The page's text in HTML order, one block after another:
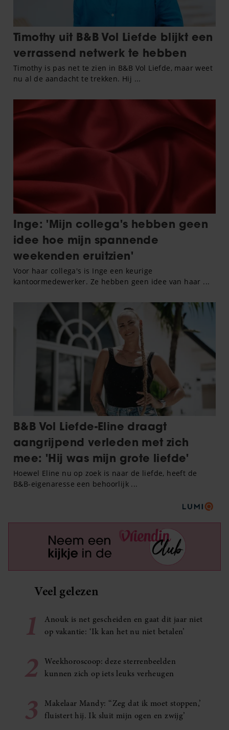
Veel gelezen
1
Anouk is net gescheiden en gaat dit jaar niet
op vakantie: ‘Ik kan het nu niet betalen’
2
Weekhoroscoop: deze sterrenbeelden
kunnen zich op iets leuks verheugen
3
Makelaar Mandy: ‘‘Zeg dat ik moet stoppen,’
fluistert hij. Ik sluit mijn ogen en zwijg’